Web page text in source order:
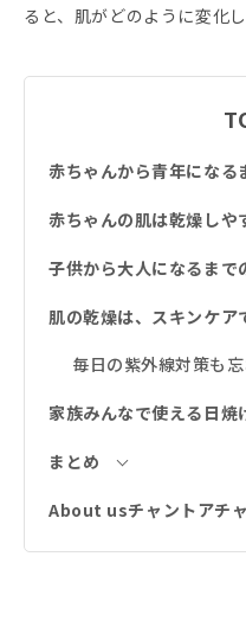
ると、肌がどのように変化
赤ちゃんから青年になる
赤ちゃんの肌は乾燥しや
子供から大人になるまで
肌の乾燥は、スキンケア
毎日の紫外線対策も
家族みんなで使える日焼
まとめ
About usチャントアチ